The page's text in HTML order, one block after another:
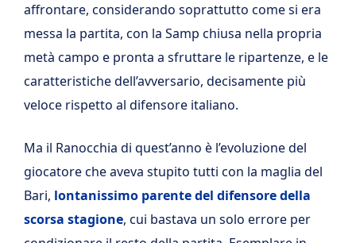
affrontare, considerando soprattutto come si era
messa la partita, con la Samp chiusa nella propria
metà campo e pronta a sfruttare le ripartenze, e le
caratteristiche dell’avversario, decisamente più
veloce rispetto al difensore italiano.
Ma il Ranocchia di quest’anno è l’evoluzione del
giocatore che aveva stupito tutti con la maglia del
Bari, lontanissimo parente del difensore della
scorsa stagione, cui bastava un solo errore per